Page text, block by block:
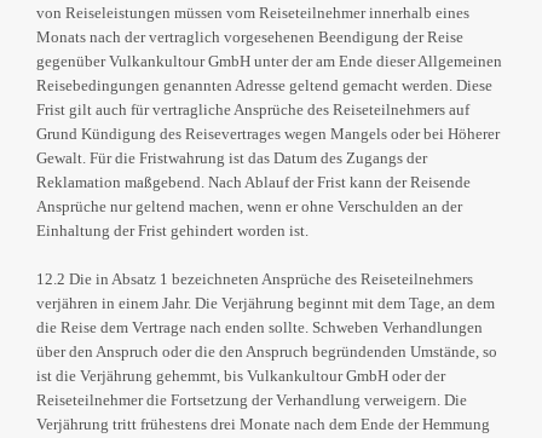
von Reiseleistungen müssen vom Reiseteilnehmer innerhalb eines
Monats nach der vertraglich vorgesehenen Beendigung der Reise
gegenüber Vulkankultour GmbH unter der am Ende dieser Allgemeinen
Reisebedingungen genannten Adresse geltend gemacht werden. Diese
Frist gilt auch für vertragliche Ansprüche des Reiseteilnehmers auf
Grund Kündigung des Reisevertrages wegen Mangels oder bei Höherer
Gewalt. Für die Fristwahrung ist das Datum des Zugangs der
Reklamation maßgebend. Nach Ablauf der Frist kann der Reisende
Ansprüche nur geltend machen, wenn er ohne Verschulden an der
Einhaltung der Frist gehindert worden ist.
12.2 Die in Absatz 1 bezeichneten Ansprüche des Reiseteilnehmers
verjähren in einem Jahr. Die Verjährung beginnt mit dem Tage, an dem
die Reise dem Vertrage nach enden sollte. Schweben Verhandlungen
über den Anspruch oder die den Anspruch begründenden Umstände, so
ist die Verjährung gehemmt, bis Vulkankultour GmbH oder der
Reiseteilnehmer die Fortsetzung der Verhandlung verweigern. Die
Verjährung tritt frühestens drei Monate nach dem Ende der Hemmung